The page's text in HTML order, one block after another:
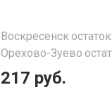
Воскресенскостаток:
Орехово-Зуево
217 руб.